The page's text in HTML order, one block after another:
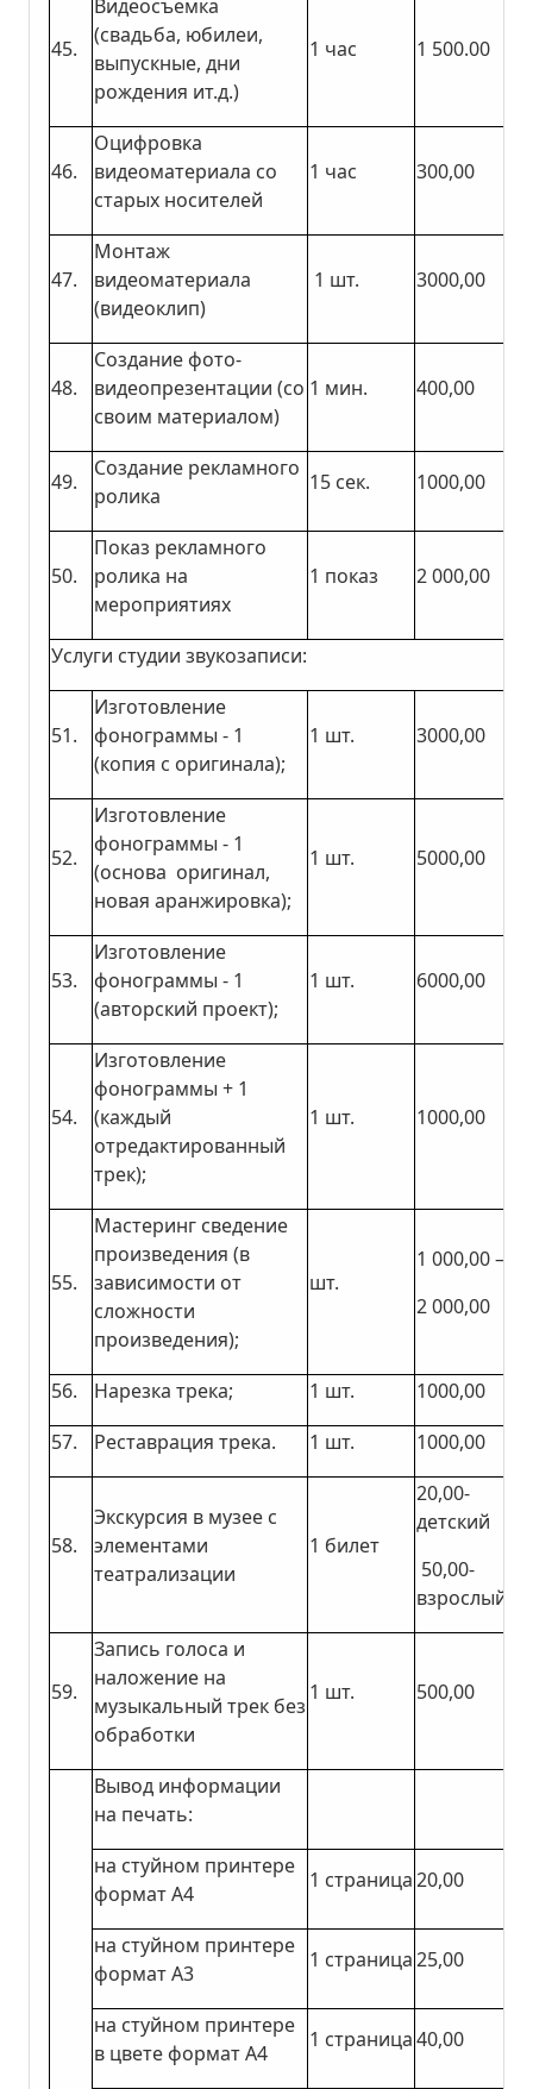
45.
Видеосъемка
(свадьба, юбилеи,
выпускные, дни
рождения ит.д.)
1 час 1 500.00
46.
Оцифровка
видеоматериала со
старых носителей
1 час 300,00
47.
Монтаж
видеоматериала
(видеоклип)
1 шт. 3000,00
48.
Создание фото-
видеопрезентации (со
своим материалом)
1 мин. 400,00
49.
Создание рекламного
ролика
15 сек. 1000,00
50.
Показ рекламного
ролика на
мероприятиях
1 показ 2 000,00
Услуги студии звукозаписи:
51.
Изготовление
фонограммы - 1
(копия с оригинала);
1 шт. 3000,00
52.
­Изготовление
фонограммы - 1
(основа оригинал,
новая аранжировка);
1 шт. 5000,00
53.
Изготовление
фонограммы - 1
(авторский проект);
1 шт. 6000,00
54.
Изготовление
фонограммы + 1
(каждый
отредактированный
трек);
1 шт. 1000,00
55.
Мастеринг сведение
произведения (в
зависимости от
сложности
произведения);
шт.
1 000,00 –
2 000,00
56. Нарезка трека; 1 шт.
1000,00
57.
­Реставрация трека. 1 шт. 1000,00
58.
Экскурсия в музее с
элементами
театрализации
1 билет
20,00-
детский
50,00-
взрослый
59.
Запись голоса и
наложение на
музыкальный трек без
обработки
1 шт. 500,00
Вывод информации
на печать:
на стуйном принтере
формат А4
1 страница20,00
на стуйном принтере
формат А3
1 страница25,00
на стуйном принтере
в цвете формат А4
1 страница40,00